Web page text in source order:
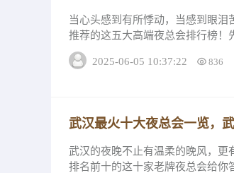
当心头感到有所悸动，当感到眼
推荐的这五大高端夜总会排行榜！
2025-06-05 10:37:22
836
武汉最火十大夜总会一览，
武汉的夜晚不止有温柔的晚风，更
排名前十的这十家老牌夜总会给你